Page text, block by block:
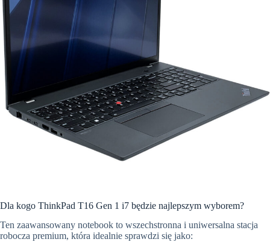
Dla kogo ThinkPad T16 Gen 1 i7 będzie najlepszym wyborem?
Ten zaawansowany notebook to wszechstronna i uniwersalna stacja
robocza premium, która idealnie sprawdzi się jako: